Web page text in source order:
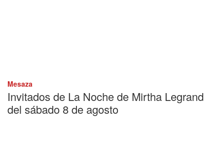
Mesaza
Invitados de La Noche de Mirtha Legrand
del sábado 8 de agosto